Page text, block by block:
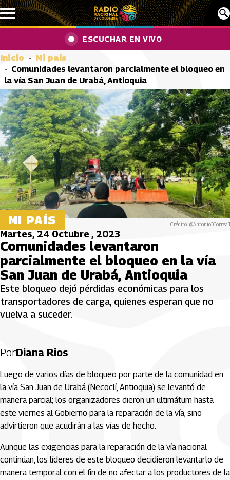
Pasar al contenido principal
ESCUCHAR EN VIVO
Inicio
Mi país
Comunidades levantaron parcialmente el bloqueo en
la vía San Juan de Urabá, Antioquia
MI PAÍS Crédito: @AntonioJCorreaJ
Martes, 24 Octubre , 2023
Comunidades levantaron
parcialmente el bloqueo en la vía
San Juan de Urabá, Antioquia
Este bloqueo dejó pérdidas económicas para los
transportadores de carga, quienes esperan que no
vuelva a suceder.
PorDiana Rios
Luego de varios días de bloqueo por parte de la comunidad en
la vía San Juan de Urabá (Necoclí, Antioquia) se levantó de
manera parcial; los organizadores dieron un ultimátum hasta
este viernes al Gobierno para la reparación de la vía, sino
advirtieron que acudirán a las vías de hecho.
Aunque las exigencias para la reparación de la vía nacional
continúan, los líderes de este bloqueo decidieron levantarlo de
manera temporal con el fin de no afectar a los productores de la